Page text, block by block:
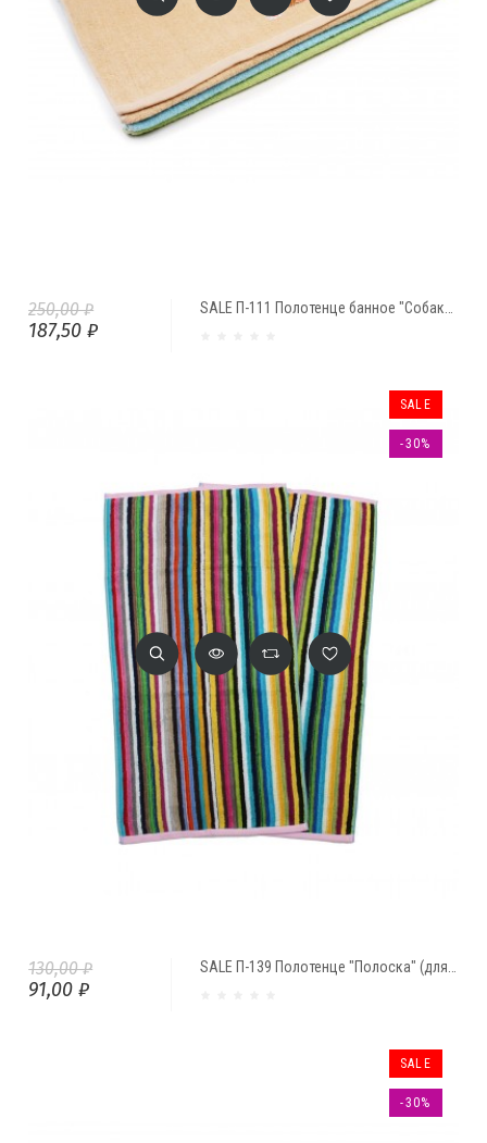
250,00 ₽
187,50 ₽
SALE П-139 Полотенце "Полоска" (для лица и рук)
130,00 ₽
91,00 ₽
SALE
-30%
SALE
-30%